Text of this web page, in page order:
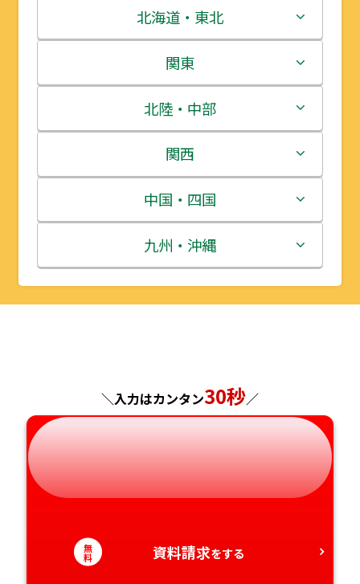
北海道・東北
北海道
青森県
岩手県
宮城県
秋田県
山形県
関東
茨城県
栃木県
群馬県
埼玉県
千葉県
北陸・中部
新潟県
富山県
石川県
福井県
岐阜県
静岡県
関西
三重県
滋賀県
京都府
奈良県
和歌山県
中国・四国
鳥取県
島根県
山口県
徳島県
愛媛県
九州・沖縄
福岡県
熊本県
大分県
鹿児島県
＼入力はカンタン30秒／
無
料 資料請求をする